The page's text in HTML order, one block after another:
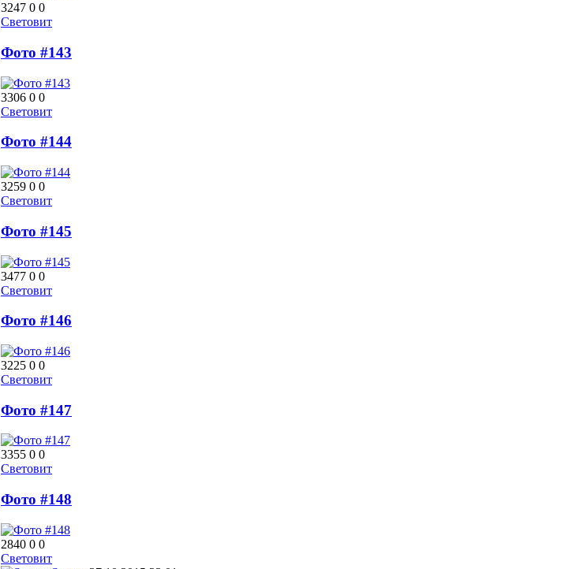
3247 0 0
Световит
Фото #143
3306 0 0
Световит
Фото #144
3259 0 0
Световит
Фото #145
3477 0 0
Световит
Фото #146
3225 0 0
Световит
Фото #147
3355 0 0
Световит
Фото #148
2840 0 0
Световит